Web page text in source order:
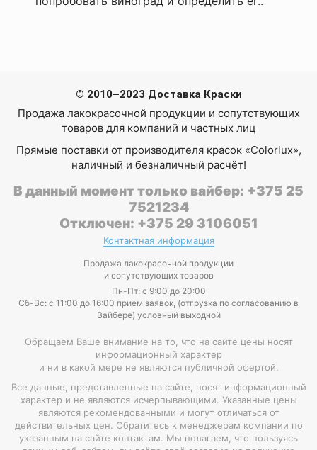
© 2010–2023 Доставка Краски
Продажа лакокрасочной продукции и сопутствующих
товаров для компаний и частных лиц
Прямые поставки от производителя красок «Colorlux»,
наличный и безналичный расчёт!
В данный момент только вайбер: +375 25
7521234
Отключен: +375 29 3106051
Контактная информация
Продажа лакокрасочной продукции
и сопутствующих товаров
Пн-Пт: с 9:00 до 20:00
Cб-Вс: с 11:00 до 16:00 прием заявок, (отгрузка по согласованию в
Вайбере) условный выходной
Обращаем Ваше внимание на то, что на сайте цены носят
информационный характер
и ни в какой мере не являются публичной офертой.
Все данные, представленные на сайте, носят информационный
характер и не являются исчерпывающими. Указанные цены
являются рекомендованными и могут отличаться от
действительных цен. Обратитесь к менеджерам компании по
указанным на сайте контактам. Мы полагаем, что пользуясь